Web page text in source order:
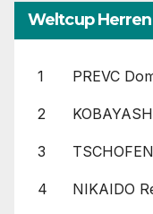
Weltcup
1 PREVC
2
3
4 NIKAIDO